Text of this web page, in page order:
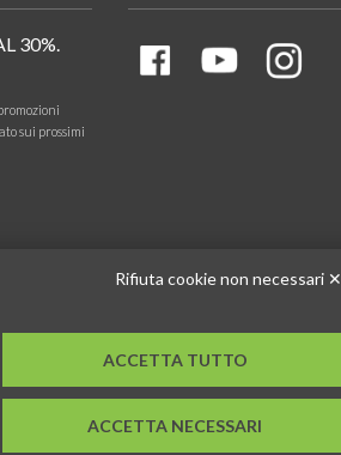
30%.
sui prossimi
Rifiuta cookie non necessari ✕
ACCETTA TUTTO
ACCETTA NECESSARI